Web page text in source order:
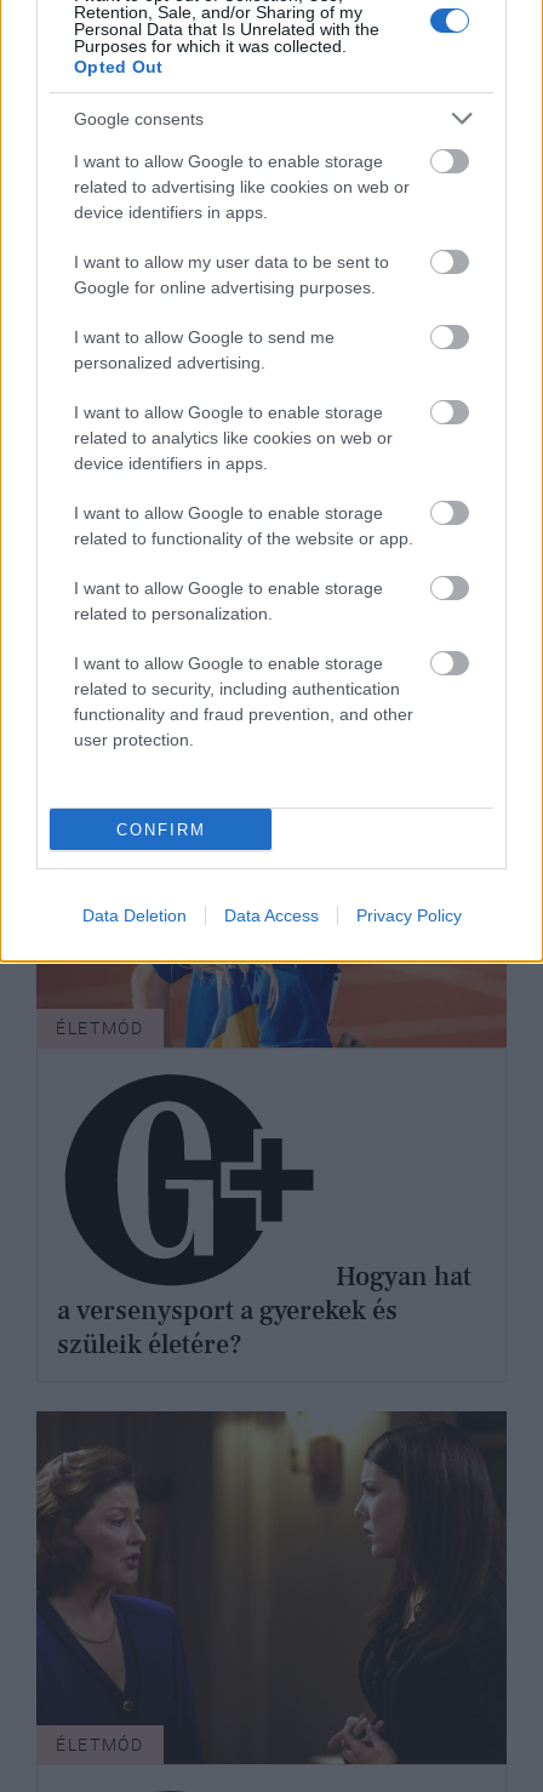
Retention, Sale, and/or Sharing of my
Personal Data that Is Unrelated with the
Purposes for which it was collected.
Opted Out
Google consents
I want to allow Google to enable storage
related to advertising like cookies on web or
device identifiers in apps.
I want to allow my user data to be sent to
Google for online advertising purposes.
I want to allow Google to send me
personalized advertising.
I want to allow Google to enable storage
related to analytics like cookies on web or
device identifiers in apps.
I want to allow Google to enable storage
related to functionality of the website or app.
I want to allow Google to enable storage
related to personalization.
I want to allow Google to enable storage
related to security, including authentication
functionality and fraud prevention, and other
user protection.
CONFIRM
Data Deletion Data Access Privacy Policy
harminc, de az anyám még mindig
gyermekként kezel: mit tegyek?
ÉLETMÓD
a versenysport a gyerekek és
szüleik életére?
ÉLETMÓD